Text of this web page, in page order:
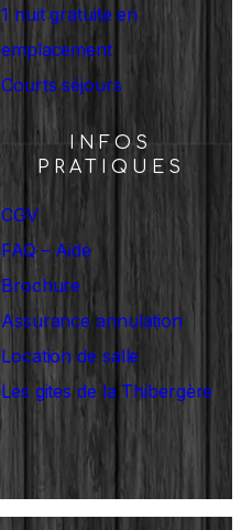
1 nuit gratuite en
emplacement
Courts séjours
INFOS
PRATIQUES
CGV
FAQ – Aide
Brochure
Assurance annulation
Location de salle
Les gites de la Thibergère